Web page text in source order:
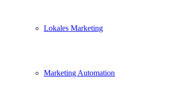
Lokales Marketing
Marketing Automation